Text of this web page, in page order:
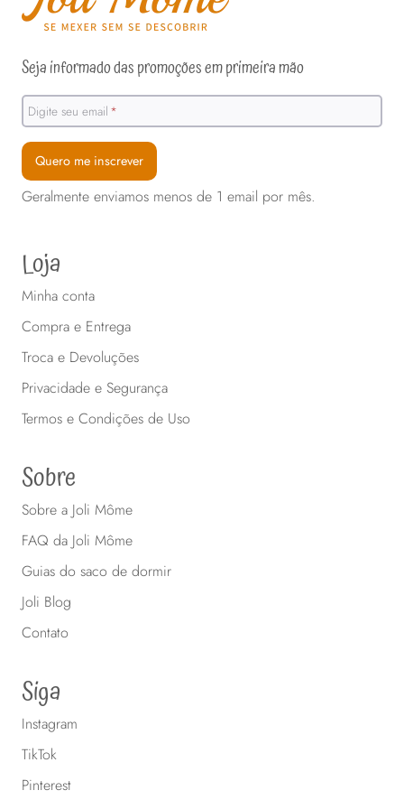
na
do
produto
escolhidas
página
produto
Seja informado das promoções em primeira mão
Digite seu email *
Quero me inscrever
Geralmente enviamos menos de 1 email por mês.
Loja
Minha conta
Compra e Entrega
Troca e Devoluções
Privacidade e Segurança
Termos e Condições de Uso
Sobre
Sobre a Joli Môme
FAQ da Joli Môme
Guias do saco de dormir
Joli Blog
Contato
Siga
Instagram
TikTok
Pinterest